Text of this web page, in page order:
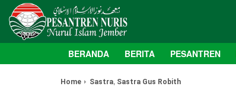
BERANDA BERITA PESANTREN
Home Sastra, Sastra Gus Robith